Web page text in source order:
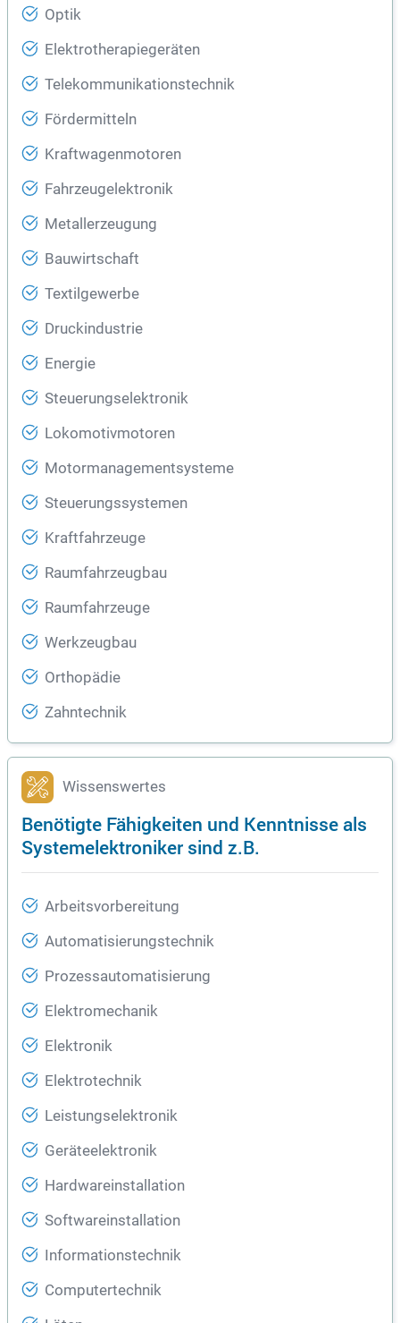
Optik
Elektrotherapiegeräten
Telekommunikationstechnik
Fördermitteln
Kraftwagenmotoren
Fahrzeugelektronik
Metallerzeugung
Bauwirtschaft
Textilgewerbe
Druckindustrie
Energie
Steuerungselektronik
Lokomotivmotoren
Motormanagementsysteme
Steuerungssystemen
Kraftfahrzeuge
Raumfahrzeugbau
Raumfahrzeuge
Werkzeugbau
Orthopädie
Zahntechnik
Wissenswertes
Benötigte Fähigkeiten und Kenntnisse als
Systemelektroniker sind z.B.
Arbeitsvorbereitung
Automatisierungstechnik
Prozessautomatisierung
Elektromechanik
Elektronik
Elektrotechnik
Leistungselektronik
Geräteelektronik
Hardwareinstallation
Softwareinstallation
Informationstechnik
Computertechnik